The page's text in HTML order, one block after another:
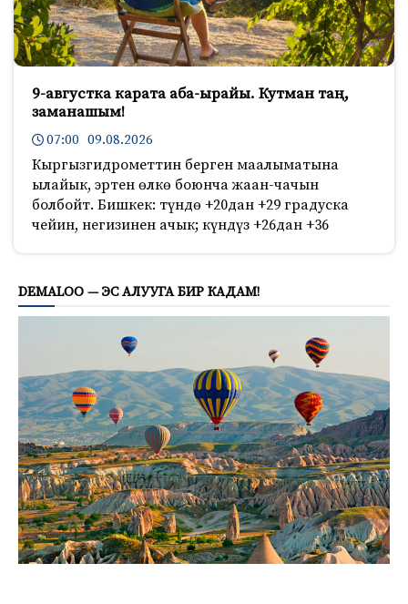
9-августка карата аба-ырайы. Кутман таң,
заманашым!
07:00 09.08.2026
Кыргызгидрометтин берген маалыматына
ылайык, эртен өлкө боюнча жаан-чачын
болбойт. Бишкек: түндө +20дан +29 градуска
чейин, негизинен ачык; күндүз +26дан +36
DEMALOO — ЭС АЛУУГА БИР КАДАМ!